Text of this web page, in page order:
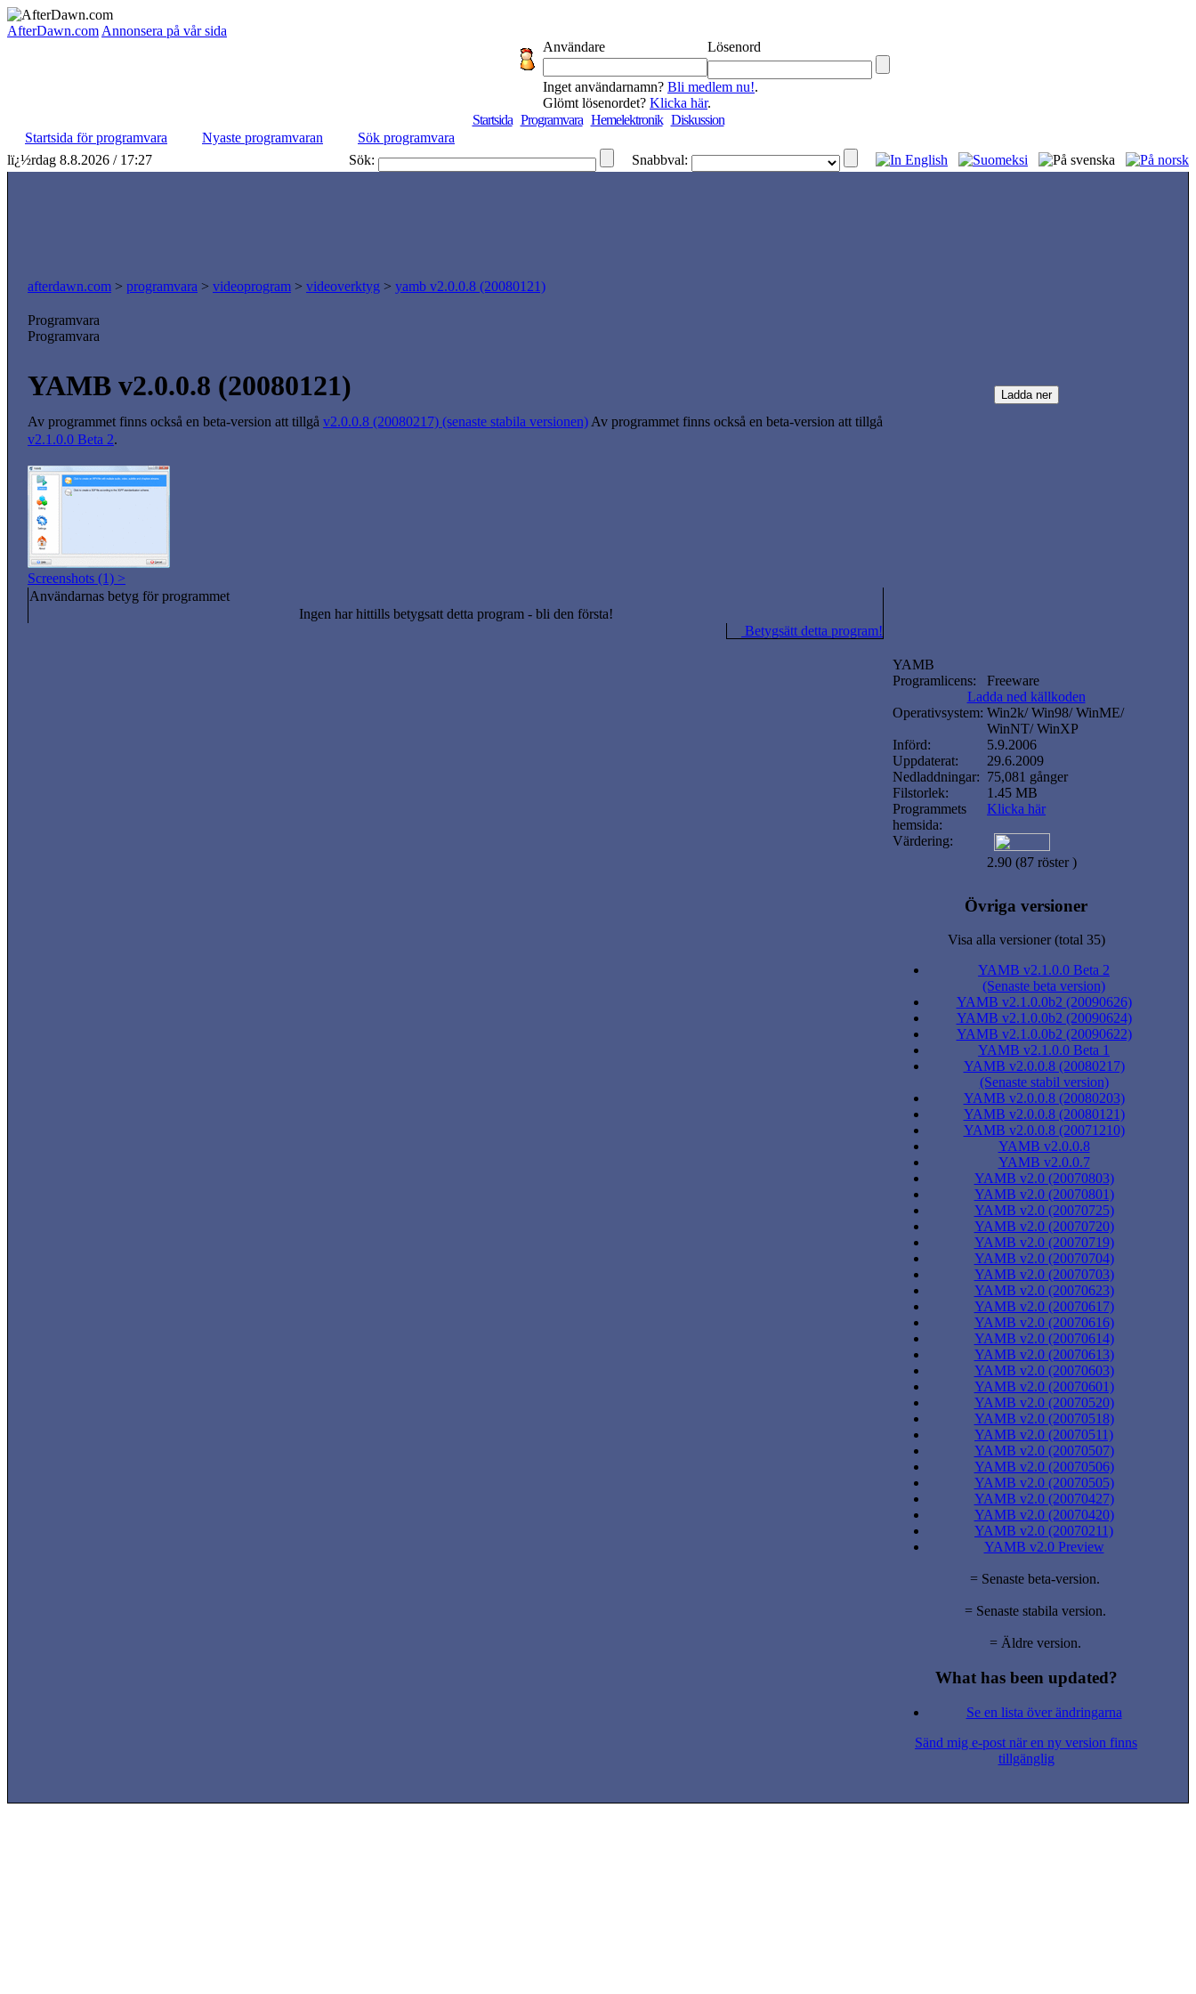
AfterDawn.com Annonsera på vår sida
Användare
Lösenord
Inget användarnamn? Bli medlem nu!.
Glömt lösenordet? Klicka här.
Startsida Programvara Hemelektronik Diskussion
Startsida för programvara
Nyaste programvaran
Sök programvara
lï¿½rdag 8.8.2026 / 17:27
Sök: Snabbval:
afterdawn.com > programvara > videoprogram > videoverktyg > yamb v2.0.0.8 (20080121)
Programvara
Programvara
YAMB v2.0.0.8 (20080121)
Av programmet finns också en beta-version att tillgå v2.0.0.8 (20080217) (senaste stabila versionen)Av programmet finns också en beta-version att tillgå
v2.1.0.0 Beta 2.
Screenshots (1) >
YAMB
Programlicens:
Freeware
Ladda ned källkoden
Operativsystem: Win2k/ Win98/ WinME/
WinNT/ WinXP
Införd:
5.9.2006
Uppdaterat:
29.6.2009
Nedladdningar: 75,081 gånger
Filstorlek:
1.45 MB
Programmets
hemsida:
Klicka här
Värdering:
2.90 (87 röster )
Övriga versioner
Visa alla versioner (total 35)
YAMB v2.1.0.0 Beta 2
(Senaste beta version)
YAMB v2.1.0.0b2 (20090626)
YAMB v2.1.0.0b2 (20090624)
YAMB v2.1.0.0b2 (20090622)
YAMB v2.1.0.0 Beta 1
YAMB v2.0.0.8 (20080217)
(Senaste stabil version)
YAMB v2.0.0.8 (20080203)
YAMB v2.0.0.8 (20080121)
YAMB v2.0.0.8 (20071210)
YAMB v2.0.0.8
YAMB v2.0.0.7
YAMB v2.0 (20070803)
YAMB v2.0 (20070801)
YAMB v2.0 (20070725)
YAMB v2.0 (20070720)
YAMB v2.0 (20070719)
YAMB v2.0 (20070704)
YAMB v2.0 (20070703)
YAMB v2.0 (20070623)
YAMB v2.0 (20070617)
YAMB v2.0 (20070616)
YAMB v2.0 (20070614)
YAMB v2.0 (20070613)
YAMB v2.0 (20070603)
YAMB v2.0 (20070601)
YAMB v2.0 (20070520)
YAMB v2.0 (20070518)
YAMB v2.0 (20070511)
YAMB v2.0 (20070507)
YAMB v2.0 (20070506)
YAMB v2.0 (20070505)
YAMB v2.0 (20070427)
YAMB v2.0 (20070420)
YAMB v2.0 (20070211)
YAMB v2.0 Preview
= Senaste beta-version.
= Senaste stabila version.
= Äldre version.
What has been updated?
Se en lista över ändringarna
Sänd mig e-post när en ny version finns
tillgänglig
Användarnas betyg för programmet
Ingen har hittills betygsatt detta program - bli den första!
Betygsätt detta program!